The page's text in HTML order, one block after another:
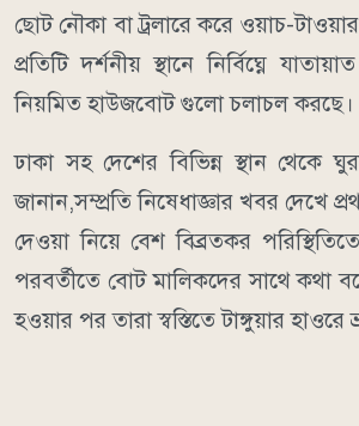
ছোট নৌকা বা ট্রলারে করে ওয়াচ-
প্রতিটি দর্শনীয় স্থানে নির্বিঘ্নে
নিয়মিত হাউজবোট গুলো চলাচল করছে।
​ঢাকা সহ দেশের বিভিন্ন স্থান থেকে
জানান,সম্প্রতি নিষেধাজ্ঞার খবর দেখে
দেওয়া নিয়ে বেশ বিব্রতকর
পরবর্তীতে বোট মালিকদের সাথে কথা
হওয়ার পর তারা স্বস্তিতে টাঙ্গুয়ার